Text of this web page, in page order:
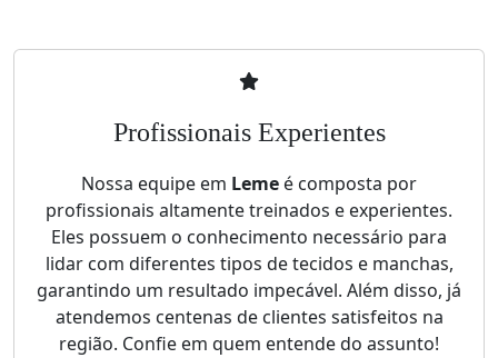
Profissionais Experientes
Nossa equipe em Leme é composta por
profissionais altamente treinados e experientes.
Eles possuem o conhecimento necessário para
lidar com diferentes tipos de tecidos e manchas,
garantindo um resultado impecável. Além disso, já
atendemos centenas de clientes satisfeitos na
região. Confie em quem entende do assunto!